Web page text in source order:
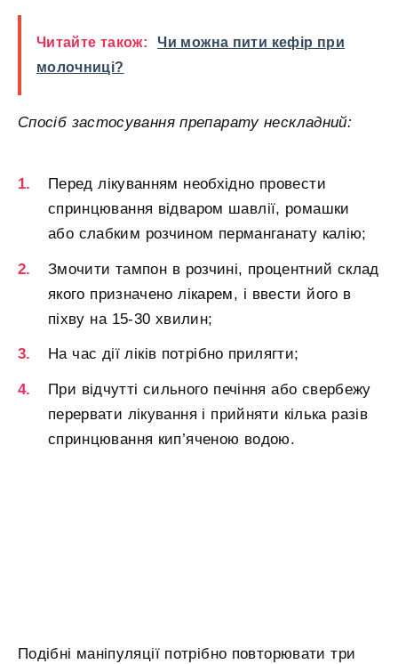
Читайте також:
Чи можна пити кефір при
молочниці?
Спосіб застосування препарату нескладний:
Перед лікуванням необхідно провести
спринцювання відваром шавлії, ромашки
або слабким розчином перманганату калію;
Змочити тампон в розчині, процентний склад
якого призначено лікарем, і ввести його в
піхву на 15-30 хвилин;
На час дії ліків потрібно прилягти;
При відчутті сильного печіння або свербежу
перервати лікування і прийняти кілька разів
спринцювання кип’яченою водою.
Подібні маніпуляції потрібно повторювати три